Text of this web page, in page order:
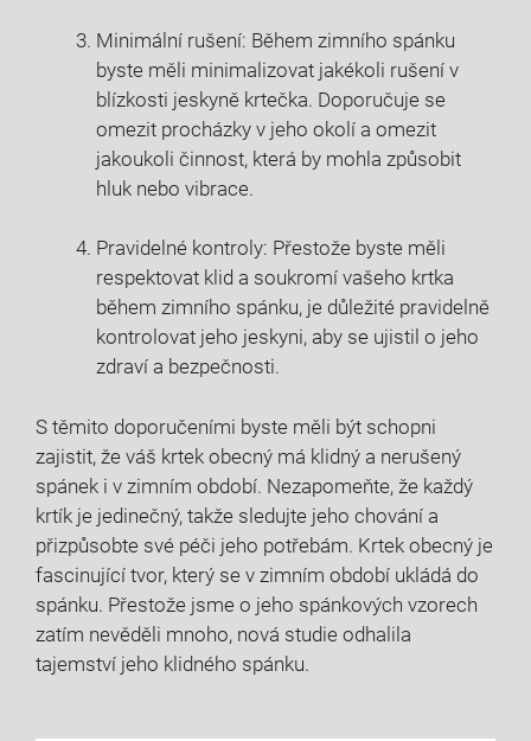
Minimální rušení: Během zimního spánku
byste měli minimalizovat jakékoli rušení v
blízkosti jeskyně krtečka. Doporučuje se
omezit procházky v jeho okolí a omezit
jakoukoli činnost, která by mohla způsobit
hluk nebo vibrace.
Pravidelné kontroly: Přestože byste měli
respektovat klid a soukromí vašeho krtka
během zimního spánku, je důležité pravidelně
kontrolovat jeho jeskyni, aby se ujistil o jeho
zdraví a bezpečnosti.
S těmito doporučeními byste měli být schopni
zajistit, že váš krtek obecný má klidný a nerušený
spánek i v zimním období. Nezapomeňte, že každý
krtík je jedinečný, takže sledujte jeho chování a
přizpůsobte své péči jeho potřebám. Krtek obecný je
fascinující tvor, který se v zimním období ukládá do
spánku. Přestože jsme o jeho spánkových vzorech
zatím nevěděli mnoho, nová studie odhalila
tajemství jeho klidného spánku.